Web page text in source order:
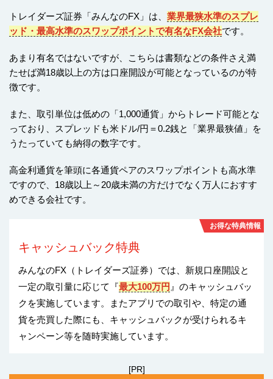
トレイダーズ証券「みんなのFX」は、 業界最狭水準のスプレ
ッド・最高水準のスワップポイントで有名なFX会社です。
あまり有名ではないですが、こちらは書類などの条件さえ満
たせば満18歳以上の方は口座開設が可能となっているのが特
徴です。
また、取引単位は低めの「1,000通貨」からトレード可能とな
っており、スプレッドも米ドル/円＝0.2銭と「業界最狭値」を
うたっていても納得の数字です。
高金利通貨を筆頭に各通貨ペアのスワップポイントも高水準
ですので、18歳以上～20歳未満の方だけでなく万人におすす
めできる会社です。
お得な特典情報
キャッシュバック特典
みんなのFX（トレイダーズ証券）では、新規口座開設と
一定の取引量に応じて『最大100万円 』のキャッシュバッ
クを実施しています。またアプリでの取引や、特定の通
貨を売買した際にも、キャッシュバックが受けられるキ
ャンペーン等を随時実施しています。
[PR]